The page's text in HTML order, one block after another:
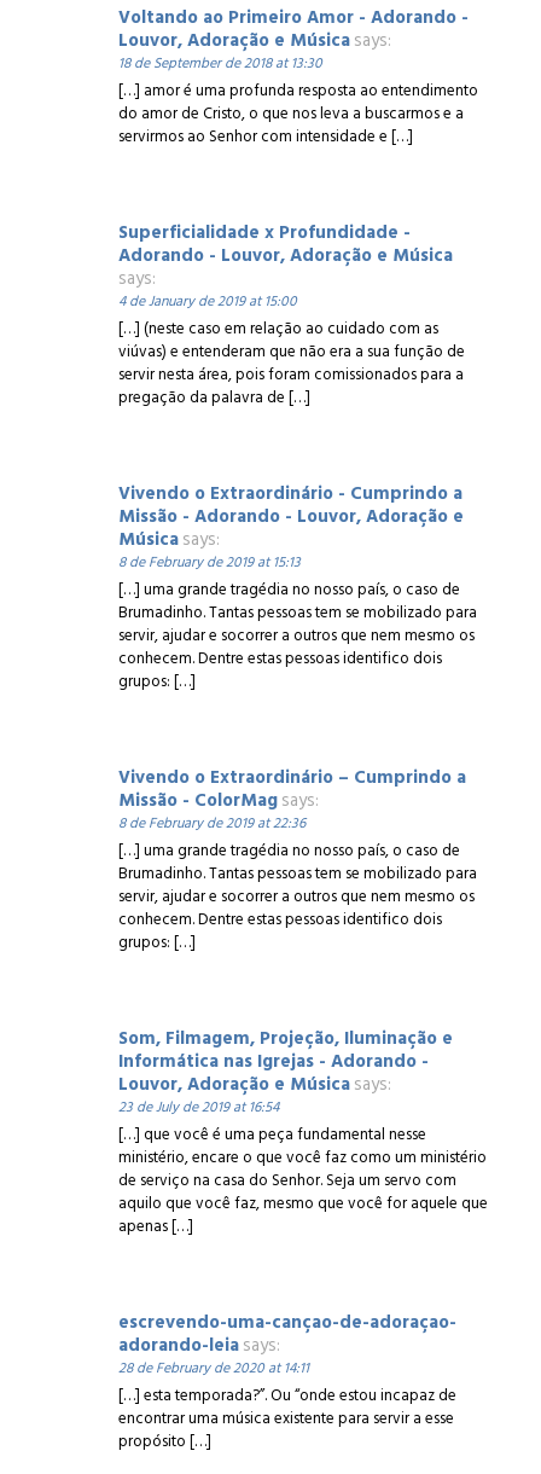
Voltando ao Primeiro Amor - Adorando -
Louvor, Adoração e Músicasays:
18 de September de 2018 at 13:30
[…] amor é uma profunda resposta ao entendimento
do amor de Cristo, o que nos leva a buscarmos e a
servirmos ao Senhor com intensidade e […]
Superficialidade x Profundidade -
Adorando - Louvor, Adoração e Música
says:
4 de January de 2019 at 15:00
[…] (neste caso em relação ao cuidado com as
viúvas) e entenderam que não era a sua função de
servir nesta área, pois foram comissionados para a
pregação da palavra de […]
Vivendo o Extraordinário - Cumprindo a
Missão - Adorando - Louvor, Adoração e
Músicasays:
8 de February de 2019 at 15:13
[…] uma grande tragédia no nosso país, o caso de
Brumadinho. Tantas pessoas tem se mobilizado para
servir, ajudar e socorrer a outros que nem mesmo os
conhecem. Dentre estas pessoas identifico dois
grupos: […]
Vivendo o Extraordinário – Cumprindo a
Missão - ColorMagsays:
8 de February de 2019 at 22:36
[…] uma grande tragédia no nosso país, o caso de
Brumadinho. Tantas pessoas tem se mobilizado para
servir, ajudar e socorrer a outros que nem mesmo os
conhecem. Dentre estas pessoas identifico dois
grupos: […]
Som, Filmagem, Projeção, Iluminação e
Informática nas Igrejas - Adorando -
Louvor, Adoração e Músicasays:
23 de July de 2019 at 16:54
[…] que você é uma peça fundamental nesse
ministério, encare o que você faz como um ministério
de serviço na casa do Senhor. Seja um servo com
aquilo que você faz, mesmo que você for aquele que
apenas […]
escrevendo-uma-cançao-de-adoraçao-
adorando-leiasays:
28 de February de 2020 at 14:11
[…] esta temporada?”. Ou “onde estou incapaz de
encontrar uma música existente para servir a esse
propósito […]